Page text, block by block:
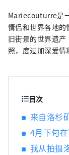
照。 Mariecouturre为世界各
本
Mariecouturre是
情侣和世界各地
旧街景的世界遗
照，度过加深爱情
目次
来自洛杉
4月下旬
我从拍摄